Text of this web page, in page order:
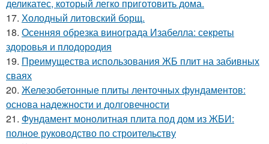
деликатес, который легко приготовить дома.
17. Холодный литовский борщ.
18. Осенняя обрезка винограда Изабелла: секреты
здоровья и плодородия
19. Преимущества использования ЖБ плит на забивных
сваях
20. Железобетонные плиты ленточных фундаментов:
основа надежности и долговечности
21. Фундамент монолитная плита под дом из ЖБИ:
полное руководство по строительству